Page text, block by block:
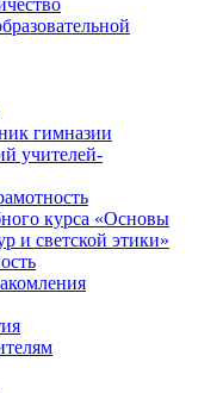
гимназии
учителей-
курса «Основы
и светской этики»